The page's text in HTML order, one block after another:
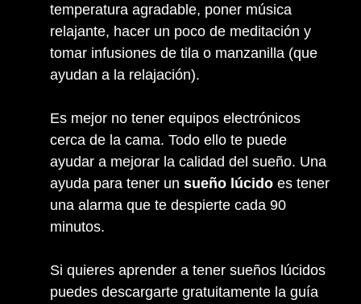
temperatura agradable, poner música
relajante, hacer un poco de meditación y
tomar infusiones de tila o manzanilla (que
ayudan a la relajación).
Es mejor no tener equipos electrónicos
cerca de la cama. Todo ello te puede
ayudar a mejorar la calidad del sueño. Una
ayuda para tener un sueño lúcido es tener
una alarma que te despierte cada 90
minutos.
Si quieres aprender a tener sueños lúcidos
puedes descargarte gratuitamente la guía